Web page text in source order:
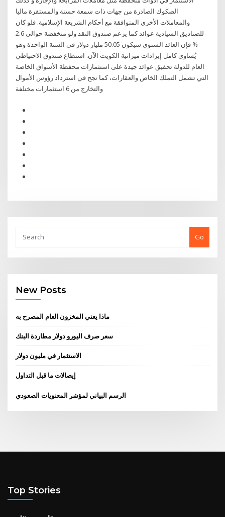
الصكوك الصادرة من جهات ذات سمعة حسنة والمستقرة ماليا
والمعاملات الأخرى المتوافقة مع أحكام الشريعة الإسلامية. فلو كان
للصناديق السيادية عوائد كما يزعم صندوق النقد ولو منخفضة حوالي 2.6
% فإن العائد السنوي سيكون 50.05 مليار دولار في السنة الواحدة وهو
يُساوي كامل إيرادات ميزانية الكويت الآن. استطاع صندوق الاحتياطي
العام للدولة تحقيق عوائد جيدة على استثمارات محفظة الأسواق الخاصة
التي تشمل التملك الخاص والعقارات، كما نجح في استرداد رؤوس الأموال
والتخارج من 6 استثمارات مختلفة
Go
New Posts
ماذا يعني المخزون العام المصرح به
سعر صرف اليورو دولار مطاردة البنك
الاستثمار في مليون دولار
إيصالات ما قبل التداول
الرسم البياني لمؤشر المعنويات الصعودي
Top Stories